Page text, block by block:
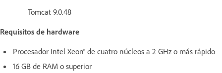
Tomcat 9.0.48
Requisitos de hardware
Procesador Intel Xeon® de cuatro núcleos a 2 GHz o más rápido
16 GB de RAM o superior